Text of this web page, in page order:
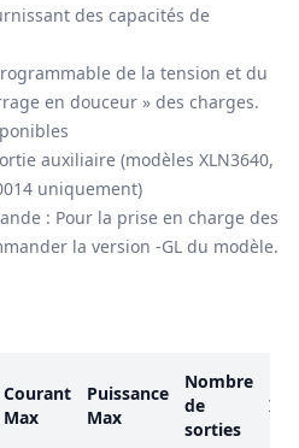
des capacités de
de la tension et du
en douceur » des charges.
auxiliaire (modèles XLN3640,
uniquement)
: Pour la prise en charge des
la version -GL du modèle.
Courant
Max
Puissance
Max
Nombre
de
sorties